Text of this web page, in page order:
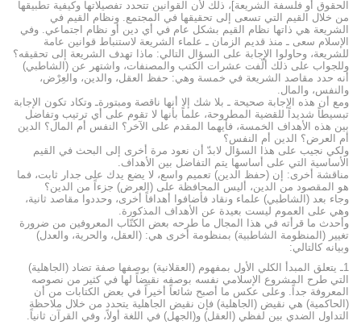
الحقوق أو فلسفة الشريعة]، ذلك لأن القوانين تتحدد تفصيلاتها وكيفية تطبيقها
من خلال القيم التي تسعى إلى تحقيقها في المجتمع. ونظام القيم في
الشريعة هي ذاتها نظام القيم بشكل عام في أي دين أو نظام اجتماعي. وفي
الإسلام سعى ـ منذ قديم الزمان ـ علماء الشريعة لاستنباط قوانين عامة
للشريعة، وحاولوا الإجابة على السؤال التالي: ماذا تهدف الشريعة إلى تحقيقه؟
وللجواب على ذلك ألّفت عشرات الكتب والمصنفات، واشتهر عن (الشاطبي)
أنه حدد مقاصد الشريعة في خمسة وهي: حفظ العقل، والدين، والعِرْض،
والنفس، والمال.
ومع أن هذه الإجابة صحيحة ـ بلا شك إلا أنها ناقصة ومبتورةـ وتكاد تكون الإجابة
تبسيطاً شديداً للقضية المطروحة، علماً بأنها لا تقوم على أي ترتيب وتفاضل
بين هذه الأهداف الخمسة، فأيهما المقدم على الآخر؟ النفس أم المال؟ الدين
أم العرض؟ الدين أم النفس؟
ولكي نجيب على هذا السؤال لابدّ أن نعود مرة أخرى إلى البحث في القيم
الأساسية التي على أساسها يتم التفاضل بين الأهداف.
مناقشة أخرى: إن (حفظ الدين) تعميم واسع، لا يضع يدك على جدار ثابت، فما
هو المقصود من الدين، أليس المحافظة على (العرض) جزءاً من الدين؟
وجاء بعد (الشاطبي) علماء ونقاد فأضافوا أهدافاً أخرى، وحددوا مقاصد ثانية،
وهي على العموم ليست بعيدة عن الأهداف المذكورة.
وأحدث ما قرأته في هذا المجال ما طرحه بعض الكتّاب المعروفين من ضرورة
تغيير (المنظومة الشاطبية) بمنظومة أخرى هي: (العقل، والحرية، والعدل)
وبيانه كالتالي:
1ـ يتعلق المبدأ الكلي الأول بمفهوم (العقلانية) بوصفها صفة تضاد (الجاهلية)
التي طرح المشروع الإسلامي نفسه بوصفه نقيضاً لها في كثير من نصوصه
المعروفة جداً. وعلى عكس ما أصبح شائعاً أخيراً في بعض الكتابات من أن
(الحاكمية) هي نقيض (الجاهلية) فإن نقيض الجاهلية يتحدد من خلال ملاحظة
التداول الضدي بين لفظي (العقل) و(الجهل) في اللغة أولاً، وفي القرآن ثانياً.